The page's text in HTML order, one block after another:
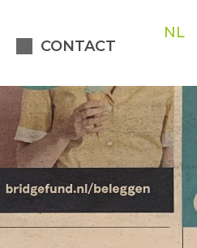
CONTACT
NL